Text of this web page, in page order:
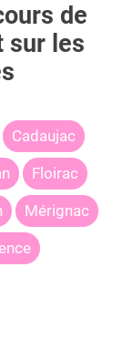
de
sur les
Cadaujac
Floirac
Mérignac